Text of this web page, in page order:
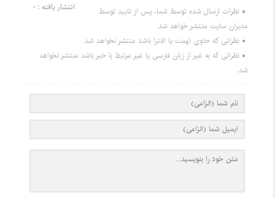
انتشار یافته : 0
نظرات ارسال شده توسط شما، پس از تایید توسط
مدیران سایت منتشر خواهد شد.
نظراتی که حاوی تهمت یا افترا باشد منتشر نخواهد شد.
نظراتی که به غیر از زبان فارسی یا غیر مرتبط با خبر باشد منتشر نخواهد
شد.